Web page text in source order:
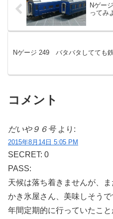
Nゲー
ってみ
Nゲージ 249 バタバタしてても
コメント
だいや９６号 より:
2015年8月14日 5:05 PM
SECRET: 0
PASS:
天候は落ち着きませんが、
かき氷屋さん、美味しそう
年間定期的に行っていたこ